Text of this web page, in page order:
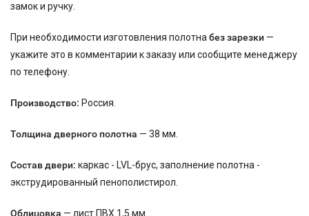
замок и ручку.
При необходимости изготовления полотна без зарезки —
укажите это в комментарии к заказу или сообщите менеджеру
по телефону.
Производство: Россия.
Толщина дверного полотна — 38 мм.
Состав двери: каркас - LVL-брус, заполнение полотна -
экструдированный пенополистирол.
Облицовка — лист ПВХ 1,5 мм.